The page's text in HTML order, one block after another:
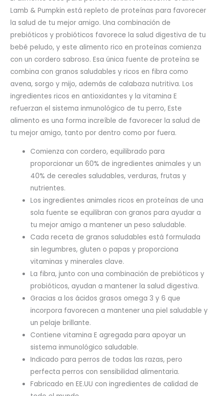
Lamb & Pumpkin está repleto de proteínas para favorecer
la salud de tu mejor amigo. Una combinación de
prebióticos y probióticos favorece la salud digestiva de tu
bebé peludo, y este alimento rico en proteínas comienza
con un cordero sabroso. Esa única fuente de proteína se
combina con granos saludables y ricos en fibra como
avena, sorgo y mijo, además de calabaza nutritiva. Los
ingredientes ricos en antioxidantes y la vitamina E
refuerzan el sistema inmunológico de tu perro, Este
alimento es una forma increíble de favorecer la salud de
tu mejor amigo, tanto por dentro como por fuera.
Comienza con cordero, equilibrado para
proporcionar un 60% de ingredientes animales y un
40% de cereales saludables, verduras, frutas y
nutrientes.
Los ingredientes animales ricos en proteínas de una
sola fuente se equilibran con granos para ayudar a
tu mejor amigo a mantener un peso saludable.
Cada receta de granos saludables está formulada
sin legumbres, gluten o papas y proporciona
vitaminas y minerales clave.
La fibra, junto con una combinación de prebióticos y
probióticos, ayudan a mantener la salud digestiva.
Gracias a los ácidos grasos omega 3 y 6 que
incorpora favorecen a mantener una piel saludable y
un pelaje brillante.
Contiene vitamina E agregada para apoyar un
sistema inmunológico saludable.
Indicado para perros de todas las razas, pero
perfecta perros con sensibilidad alimentaria.
Fabricado en EE.UU con ingredientes de calidad de